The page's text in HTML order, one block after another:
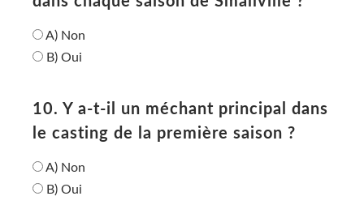
A) Non
B) Oui
10. Y a-t-il un méchant principal dans
le casting de la première saison ?
A) Non
B) Oui